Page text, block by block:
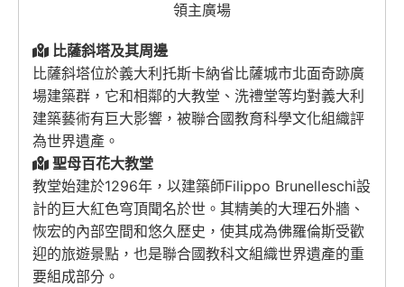
領主廣場
比薩斜塔及其周邊
比薩斜塔位於義大利托斯卡納省比薩城市北面奇跡廣
場建築群，它和相鄰的大教堂、洗禮堂等均對義大利
建築藝術有巨大影響，被聯合國教育科學文化組織評
為世界遺產。
聖母百花大教堂
教堂始建於1296年，以建築師Filippo Brunelleschi設
計的巨大紅色穹頂聞名於世。其精美的大理石外牆、
恢宏的內部空間和悠久歷史，使其成為佛羅倫斯受歡
迎的旅遊景點，也是聯合國教科文組織世界遺產的重
要組成部分。